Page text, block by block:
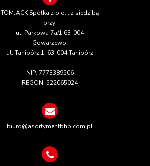
TOMJACK Spółka z o.o. , z siedzibą
przy:
ul. Parkowa 7a/1 63-004
Gowarzewo,
ul. Tanibórz 1, 63-004 Tanibórz
NIP: 7773389506
REGON: 522065024
biuro@asortymentbhp.com.pl